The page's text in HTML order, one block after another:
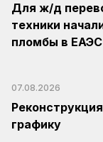
Для ж/д
техники
пломбы в ЕАЭС
07.08.2026
графику